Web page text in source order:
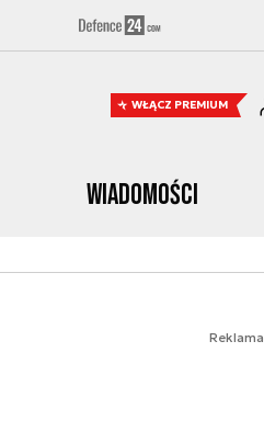
WŁĄCZ PREMIUM
Wiadomości
Reklama